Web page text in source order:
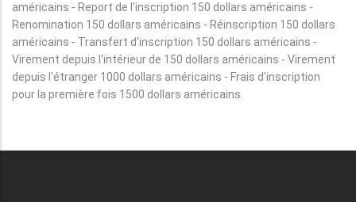
américains - Report de l'inscription 150 dollars américains -
Renomination 150 dollars américains - Réinscription 150 dollars
américains - Transfert d'inscription 150 dollars américains -
Virement depuis l'intérieur de 150 dollars américains - Virement
depuis l'étranger 1000 dollars américains - Frais d'inscription
pour la première fois 1500 dollars américains.